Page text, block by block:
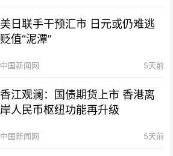
美日联手干预汇市 日元或仍难逃
贬值“泥潭”
中国新闻网 5天前
香江观澜：国债期货上市 香港离
岸人民币枢纽功能再升级
中国新闻网 5天前